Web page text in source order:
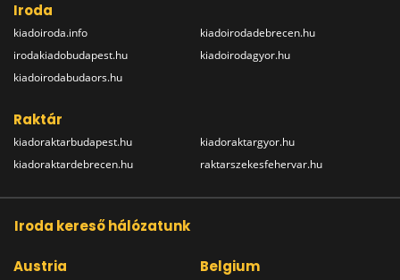
Iroda
kiadoiroda.info
irodakiadobudapest.hu
kiadoirodabudaors.hu
kiadoirodadebrecen.hu
kiadoirodagyor.hu
Raktár
kiadoraktarbudapest.hu
kiadoraktardebrecen.hu
kiadoraktargyor.hu
raktarszekesfehervar.hu
Iroda kereső hálózatunk
Austria Belgium